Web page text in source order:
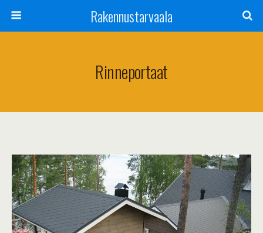
Rakennustarvaala
Rinneportaat